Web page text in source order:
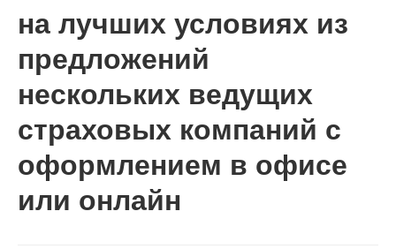
на лучших условиях из
предложений
нескольких ведущих
страховых компаний с
оформлением в офисе
или онлайн